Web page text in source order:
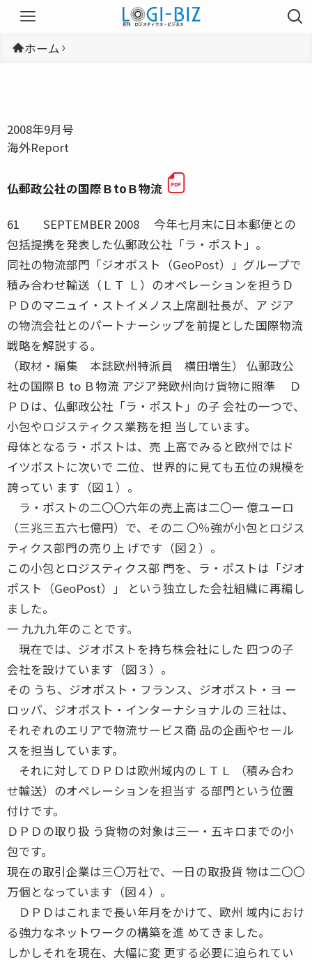
ホーム
2008年9月号
海外Report
仏郵政公社の国際ＢtoＢ物流
61 SEPTEMBER 2008 今年七月末に日本郵便との
包括提携を発表した仏郵政公社「ラ・ポスト」。
同社の物流部門「ジオポスト（GeoPost）」グループで
積み合わせ輸送（ＬＴ Ｌ）のオペレーションを担うＤ
ＰＤのマニュイ・ストイメノス上席副社長が、ア ジア
の物流会社とのパートナーシップを前提とした国際物流
戦略を解説する。
（取材・編集 本誌欧州特派員 横田増生） 仏郵政公
社の国際Ｂ to Ｂ物流 アジア発欧州向け貨物に照準 Ｄ
ＰＤは、仏郵政公社「ラ・ポスト」の子 会社の一つで、
小包やロジスティクス業務を担 当しています。
母体となるラ・ポストは、売 上高でみると欧州ではド
イツポストに次いで 二位、世界的に見ても五位の規模を
誇ってい ます（図１）。
ラ・ポストの二〇〇六年の売上高は二〇一 億ユーロ
（三兆三五六七億円）で、その二 〇％強が小包とロジス
ティクス部門の売り上 げです（図２）。
この小包とロジスティクス部 門を、ラ・ポストは「ジオ
ポスト（GeoPost）」 という独立した会社組織に再編し
ました。
一 九九九年のことです。
現在では、ジオポストを持ち株会社にした 四つの子
会社を設けています（図３）。
その うち、ジオポスト・フランス、ジオポスト・ヨ ー
ロッパ、ジオポスト・インターナショナルの 三社は、
それぞれのエリアで物流サービス商 品の企画やセール
スを担当しています。
それに対してＤＰＤは欧州域内のＬＴＬ （積み合わ
せ輸送）のオペレーションを担当す る部門という位置
付けです。
ＤＰＤの取り扱 う貨物の対象は三一・五キロまでの小
包です。
現在の取引企業は三〇万社で、一日の取扱貨 物は二〇〇
万個となっています（図４）。
ＤＰＤはこれまで長い年月をかけて、欧州 域内におけ
る強力なネットワークの構築を進 めてきました。
しかしそれを現在、大幅に変 更する必要に迫られてい